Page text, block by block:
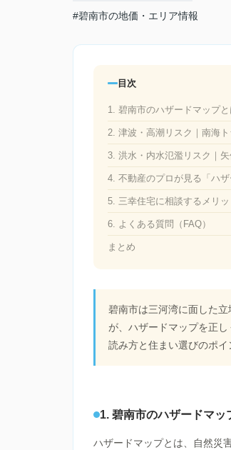
#碧南市の地価・エリア情報
目次
1. 碧南市のハザードマップ
2. 津波・高潮リスク｜南海ト
3. 洪水・内水氾濫リスク｜
4. 不動産のプロが見る「ハザ
5. 三幸住宅に相談するメリッ
6. よくある質問（FAQ）
まとめ
碧南市は三河湾に面した
が、ハザードマップを正
読み方と住まい選びのポイ
1. 碧南市のハザードマ
ハザードマップとは、自然災